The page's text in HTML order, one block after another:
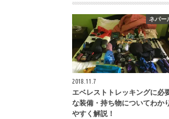
ネパー
2018.11.7
エベレストトレッキングに必
な装備・持ち物についてわか
やすく解説！